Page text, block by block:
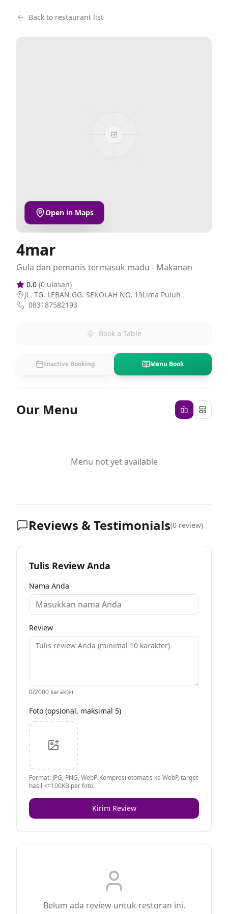
Back to restaurant list
Open in Maps
4mar
Gula dan pemanis termasuk madu - Makanan
0.0 (0 ulasan)
JL. TG. LEBAN GG. SEKOLAH NO. 19Lima Puluh
083187582193
Book a Table
Inactive Booking Menu Book
Our Menu
Menu not yet available
Reviews & Testimonials(0 review)
Tulis Review Anda
Nama Anda
Review
0/2000 karakter
Foto (opsional, maksimal 5)
Format: JPG, PNG, WebP. Kompresi otomatis ke WebP, target
hasil <=100KB per foto.
Kirim Review
Belum ada review untuk restoran ini.